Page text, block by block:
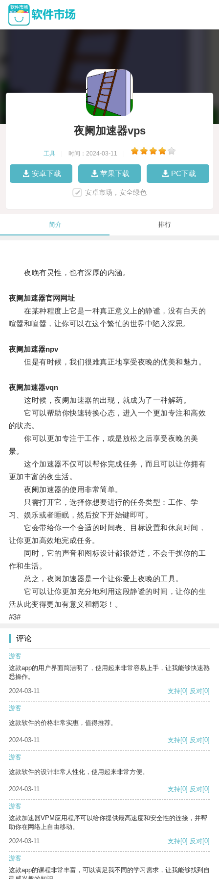
夜阑加速器vps
工具 时间：2024-03-11
安卓下载 苹果下载 PC下载
安卓市场，安全绿色
简介 排行
夜晚有灵性，也有深厚的内涵。
夜阑加速器官网网址
在某种程度上它是一种真正意义上的静谧，没有白天的
喧嚣和喧嚣，让你可以在这个繁忙的世界中陷入深思。
夜阑加速器npv
但是有时候，我们很难真正地享受夜晚的优美和魅力。
夜阑加速器vqn
这时候，夜阑加速器的出现，就成为了一种解药。
它可以帮助你快速转换心态，进入一个更加专注和高效
的状态。
你可以更加专注于工作，或是放松之后享受夜晚的美
景。
这个加速器不仅可以帮你完成任务，而且可以让你拥有
更加丰富的夜生活。
夜阑加速器的使用非常简单。
只需打开它，选择你想要进行的任务类型：工作、学
习、娱乐或者睡眠，然后按下开始键即可。
它会带给你一个合适的时间表、目标设置和休息时间，
让你更加高效地完成任务。
同时，它的声音和图标设计都很舒适，不会干扰你的工
作和生活。
总之，夜阑加速器是一个让你爱上夜晚的工具。
它可以让你更加充分地利用这段静谧的时间，让你的生
活从此变得更加有意义和精彩！。
#3#
评论
游客
这款app的用户界面简洁明了，使用起来非常容易上手，让我能够快速熟
悉操作。
2024-03-11
支持[0] 反对[0]
游客
这款软件的价格非常实惠，值得推荐。
2024-03-11 支持[0] 反对[0]
游客
这款软件的设计非常人性化，使用起来非常方便。
2024-03-11 支持[0] 反对[0]
游客
这款加速器VPM应用程序可以给你提供最高速度和安全性的连接，并帮
助你在网络上自由移动。
2024-03-11
支持[0] 反对[0]
游客
这款app的课程非常丰富，可以满足我不同的学习需求，让我能够找到自